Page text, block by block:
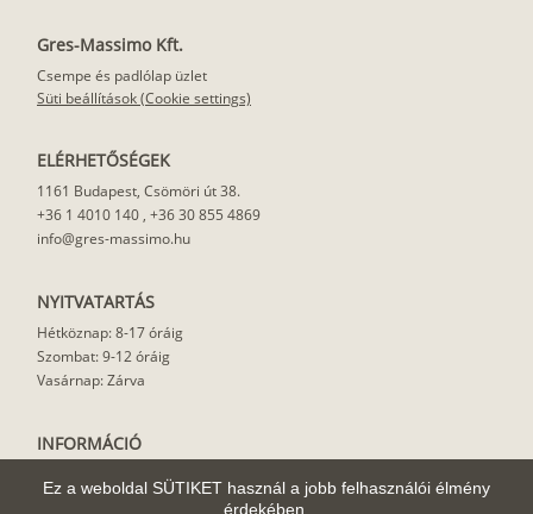
Ez a weboldal SÜTIKET használ a jobb felhasználói élmény
érdekében.
Gres-Massimo Kft.
Csempe és padlólap üzlet
Süti beállítások (Cookie settings)
ELÉRHETŐSÉGEK
1161 Budapest, Csömöri út 38.
+36 1 4010 140 , +36 30 855 4869
info@gres-massimo.hu
NYITVATARTÁS
Hétköznap: 8-17 óráig
Szombat: 9-12 óráig
Vasárnap: Zárva
INFORMÁCIÓ
Felhasználási javaslat